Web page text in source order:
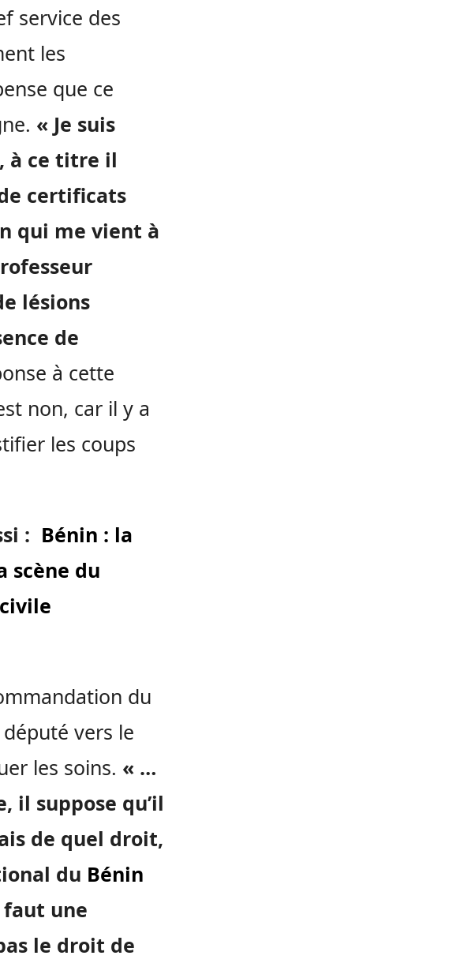
service des
les
que ce
« Je suis
à ce titre il
certificats
qui me vient à
lésions
de
à cette
non, car il y a
les coups
: Bénin : la
scène du
du
vers le
les soins. « …
il suppose qu’il
de quel droit,
du Bénin
faut une
le droit de